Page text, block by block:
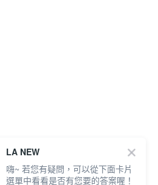
LA NEW
嗨~ 若您有疑問，可以從下面卡片
選單中看看是否有您要的答案喔！